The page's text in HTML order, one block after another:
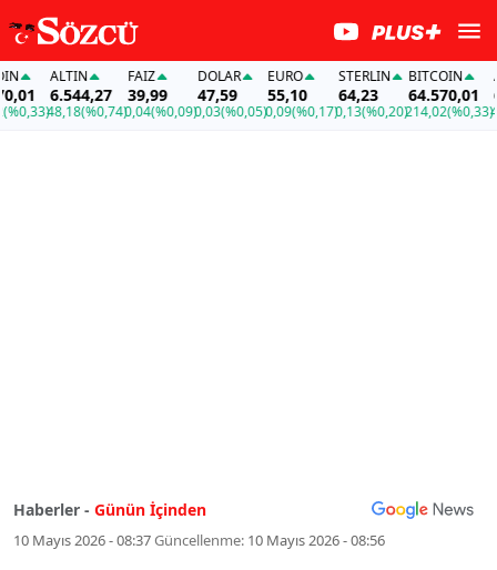
ALTIN
6.544,27
48,18(%0,74)
FAİZ
39,99
0,04(%0,09)
DOLAR
47,59
0,03(%0,05)
EURO
55,10
0,09(%0,17)
STERLIN
64,23
0,13(%0,20)
BITCOIN
64.570,01
214,02(%0,33)
Haberler - Günün İçinden
10 Mayıs 2026 - 08:37Güncellenme: 10 Mayıs 2026 - 08:56